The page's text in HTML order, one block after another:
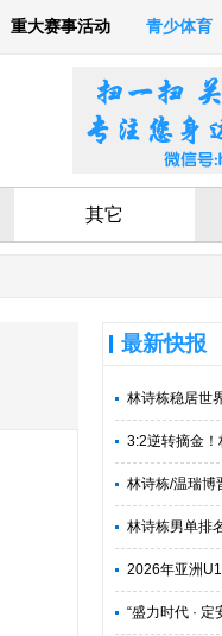
重大赛事活动 青少体育
其它
最新快报
林诗栋稳居世
贯
3:2逆转摘金
林诗栋/温瑞博
林诗栋男单排
2026年亚洲
队冲击世锦赛
“盛力时代 ·